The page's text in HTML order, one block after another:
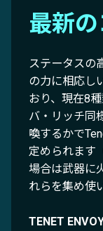
最新
ステータスの
の力に相応し
おり、現在8
バ・リッチ同
喚するかで
定められます
場合は武器に
れらを集め使
TENET